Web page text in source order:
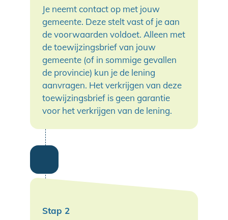
Je neemt contact op met jouw
gemeente. Deze stelt vast of je aan
de voorwaarden voldoet. Alleen met
de toewijzingsbrief van jouw
gemeente (of in sommige gevallen
de provincie) kun je de lening
aanvragen. Het verkrijgen van deze
toewijzingsbrief is geen garantie
voor het verkrijgen van de lening.